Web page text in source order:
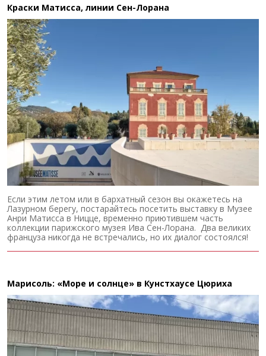
Краски Матисса, линии Сен-Лорана
Если этим летом или в бархатный сезон вы окажетесь на
Лазурном берегу, постарайтесь посетить выставку в Музее
Анри Матисса в Ницце, временно приютившем часть
коллекции парижского музея Ива Сен-Лорана. Два великих
француза никогда не встречались, но их диалог состоялся!
Марисоль: «Море и солнце» в Кунстхаусе Цюриха